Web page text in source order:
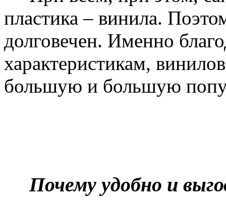
пластика – винила.
долговечен. Именно
характеристикам,
большую и большую
Почему удобно и